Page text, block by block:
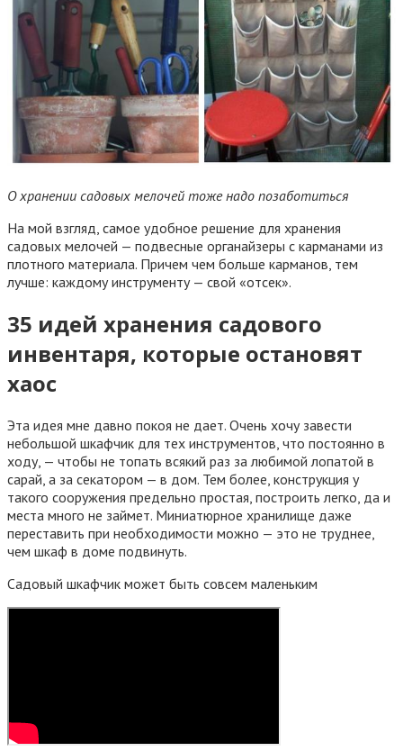
О хранении садовых мелочей тоже надо позаботиться
На мой взгляд, самое удобное решение для хранения
садовых мелочей — подвесные органайзеры с карманами из
плотного материала. Причем чем больше карманов, тем
лучше: каждому инструменту — свой «отсек».
35 идей хранения садового
инвентаря, которые остановят
хаос
Эта идея мне давно покоя не дает. Очень хочу завести
небольшой шкафчик для тех инструментов, что постоянно в
ходу, — чтобы не топать всякий раз за любимой лопатой в
сарай, а за секатором — в дом. Тем более, конструкция у
такого сооружения предельно простая, построить легко, да и
места много не займет. Миниатюрное хранилище даже
переставить при необходимости можно — это не труднее,
чем шкаф в доме подвинуть.
Садовый шкафчик может быть совсем маленьким